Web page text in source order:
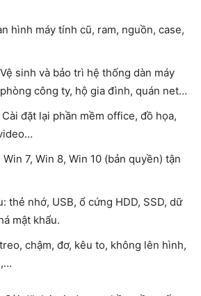
hình máy tính cũ, ram, nguồn, case,
sinh và bảo trì hệ thống dàn máy
công ty, hộ gia đình, quán net…
đặt lại phần mềm office, đồ họa,
7, Win 8, Win 10 (bản quyền) tận
thẻ nhớ, USB, ổ cứng HDD, SSD, dữ
mật khẩu.
chậm, đơ, kêu to, không lên hình,